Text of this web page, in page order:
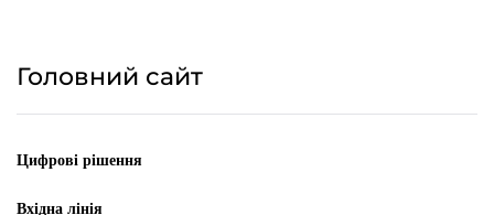
Головний сайт
Цифрові рішення
Вхідна лінія